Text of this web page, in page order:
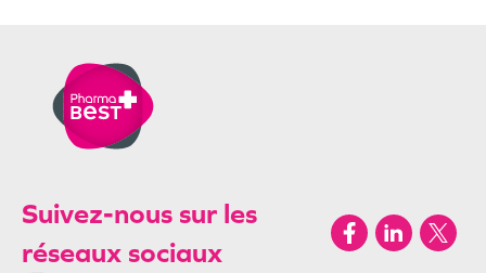
Suivez-nous sur les
réseaux sociaux